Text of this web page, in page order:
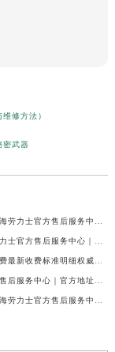
修方法）
密武器
亲身到店探访上海劳力士官方售后服务中心｜地址与联系电话（2026年7月最新）
亲身探访上海劳力士官方售后服务中心｜详细地址及售后服务电话（2026年7月最新）
上海劳力士维修费最新收费标准明细权威公示（2026年7月最新）
上海劳力士官方售后服务中心｜官方地址及服务热线权威信息公示（2026年7月最新）
亲身到店探访上海劳力士官方售后服务中心｜最新维修地址与官方电话（2026年7月最新）